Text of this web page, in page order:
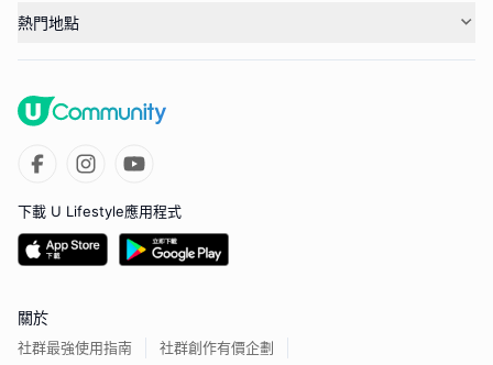
熱門地點
下載 U Lifestyle應用程式
關於
社群最強使用指南 社群創作有價企劃